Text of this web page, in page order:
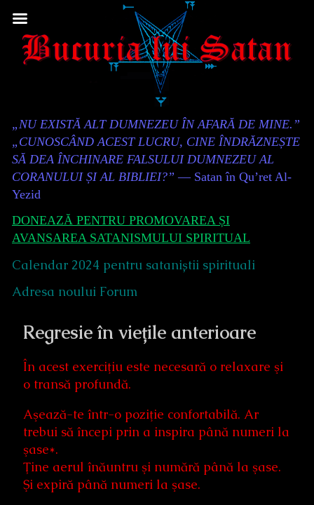
to
Content
Header
„NU EXISTĂ ALT DUMNEZEU ÎN AFARĂ DE MINE.”
„CUNOSCÂND ACEST LUCRU, CINE ÎNDRĂZNEȘTE
SĂ DEA ÎNCHINARE FALSULUI DUMNEZEU AL
CORANULUI ȘI AL BIBLIEI?” — Satan în Qu’ret Al-
Yezid
DONEAZĂ PENTRU PROMOVAREA ȘI
AVANSAREA SATANISMULUI SPIRITUAL
Calendar 2024 pentru sataniștii spirituali
Adresa noului Forum
Regresie în viețile anterioare
În acest exerciţiu este necesară o relaxare şi
o transă profundă.
Aşează-te într-o poziţie confortabilă. Ar
trebui să începi prin a inspira până numeri la
şase*.
Ţine aerul înăuntru şi numără până la şase.
Şi expiră până numeri la şase.